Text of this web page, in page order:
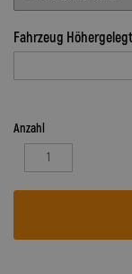
Fahrzeug
Anzahl